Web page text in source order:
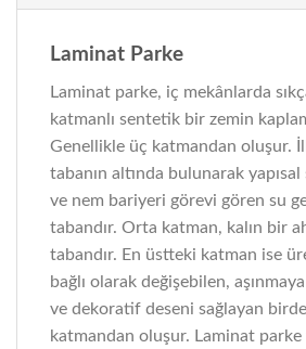
Laminat Parke
Laminat parke, iç mekânlarda
katmanlı sentetik bir zemin
Genellikle üç katmandan oluşur.
tabanın altında bulunarak
ve nem bariyeri görevi gören su
tabandır. Orta katman, kalın bir
tabandır. En üstteki katman ise
bağlı olarak değişebilen,
ve dekoratif deseni sağlayan
katmandan oluşur. Laminat parke